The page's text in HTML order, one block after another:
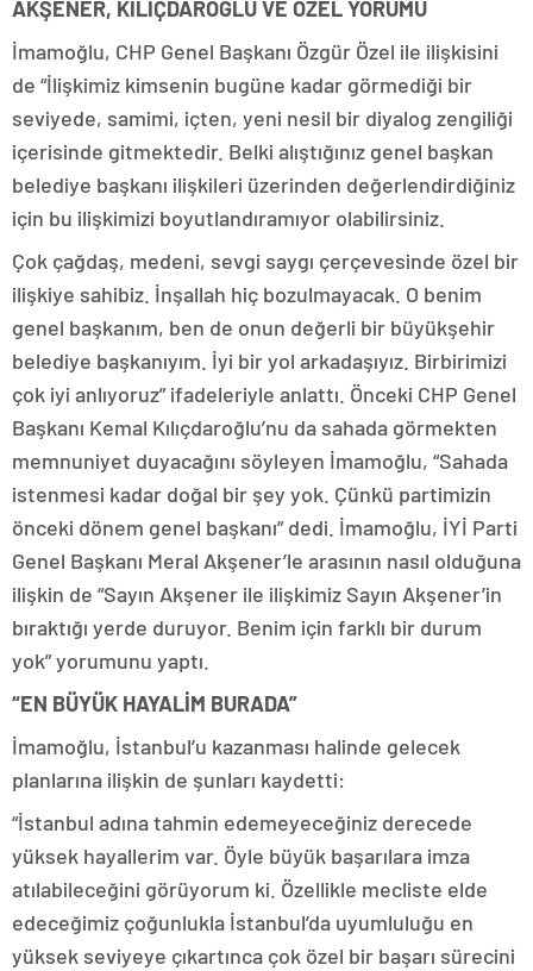
AKŞENER, KILIÇDAROĞLU VE ÖZEL YORUMU
İmamoğlu, CHP Genel Başkanı Özgür Özel ile ilişkisini
de “İlişkimiz kimsenin bugüne kadar görmediği bir
seviyede, samimi, içten, yeni nesil bir diyalog zengiliği
içerisinde gitmektedir. Belki alıştığınız genel başkan
belediye başkanı ilişkileri üzerinden değerlendirdiğiniz
için bu ilişkimizi boyutlandıramıyor olabilirsiniz.
Çok çağdaş, medeni, sevgi saygı çerçevesinde özel bir
ilişkiye sahibiz. İnşallah hiç bozulmayacak. O benim
genel başkanım, ben de onun değerli bir büyükşehir
belediye başkanıyım. İyi bir yol arkadaşıyız. Birbirimizi
çok iyi anlıyoruz” ifadeleriyle anlattı. Önceki CHP Genel
Başkanı Kemal Kılıçdaroğlu’nu da sahada görmekten
memnuniyet duyacağını söyleyen İmamoğlu, “Sahada
istenmesi kadar doğal bir şey yok. Çünkü partimizin
önceki dönem genel başkanı” dedi. İmamoğlu, İYİ Parti
Genel Başkanı Meral Akşener’le arasının nasıl olduğuna
ilişkin de “Sayın Akşener ile ilişkimiz Sayın Akşener’in
bıraktığı yerde duruyor. Benim için farklı bir durum
yok” yorumunu yaptı.
“EN BÜYÜK HAYALİM BURADA”
İmamoğlu, İstanbul’u kazanması halinde gelecek
planlarına ilişkin de şunları kaydetti:
“İstanbul adına tahmin edemeyeceğiniz derecede
yüksek hayallerim var. Öyle büyük başarılara imza
atılabileceğini görüyorum ki. Özellikle mecliste elde
edeceğimiz çoğunlukla İstanbul’da uyumluluğu en
yüksek seviyeye çıkartınca çok özel bir başarı sürecini